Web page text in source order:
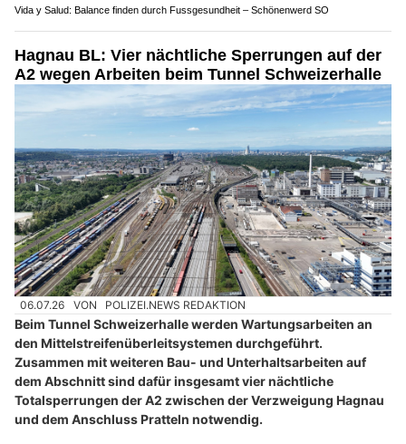
Vida y Salud: Balance finden durch Fussgesundheit – Schönenwerd SO
Hagnau BL: Vier nächtliche Sperrungen auf der
A2 wegen Arbeiten beim Tunnel Schweizerhalle
06.07.26 VON POLIZEI.NEWS REDAKTION
Beim Tunnel Schweizerhalle werden Wartungsarbeiten an
den Mittelstreifenüberleitsystemen durchgeführt.
Zusammen mit weiteren Bau- und Unterhaltsarbeiten auf
dem Abschnitt sind dafür insgesamt vier nächtliche
Totalsperrungen der A2 zwischen der Verzweigung Hagnau
und dem Anschluss Pratteln notwendig.